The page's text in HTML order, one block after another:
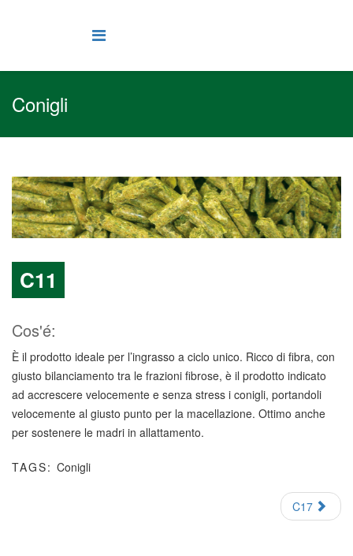
Conigli
C11
Cos'é:
È il prodotto ideale per l’ingrasso a ciclo unico. Ricco di fibra, con
giusto bilanciamento tra le frazioni fibrose, è il prodotto indicato
ad accrescere velocemente e senza stress i conigli, portandoli
velocemente al giusto punto per la macellazione. Ottimo anche
per sostenere le madri in allattamento.
TAGS: Conigli
C17